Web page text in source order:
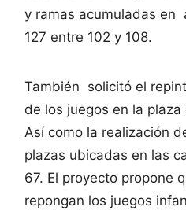
y ramas acumuladas en
127 entre 102 y 108.
También solicitó el
de los juegos en la
Así como la realización
plazas ubicadas en las
67. El proyecto propone
repongan los juegos